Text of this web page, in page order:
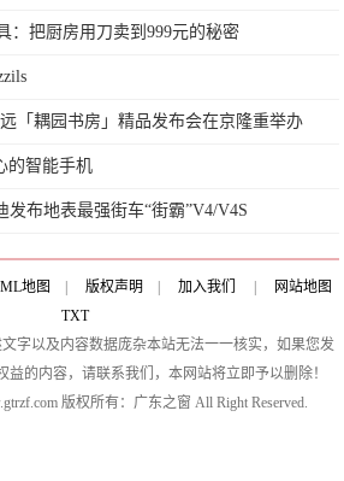
：把厨房用刀卖到999元的秘密
「耦园书房」精品发布会在京隆重举办
的智能手机
发布地表最强街车“街霸”V4/V4S
地图 版权声明 加入我们
网站地图
TXT
字以及内容数据庞杂本站无法一一核实，如果您发
的内容，请联系我们，本网站将立即予以删除！
版权所有：广东之窗 All Right Reserved.